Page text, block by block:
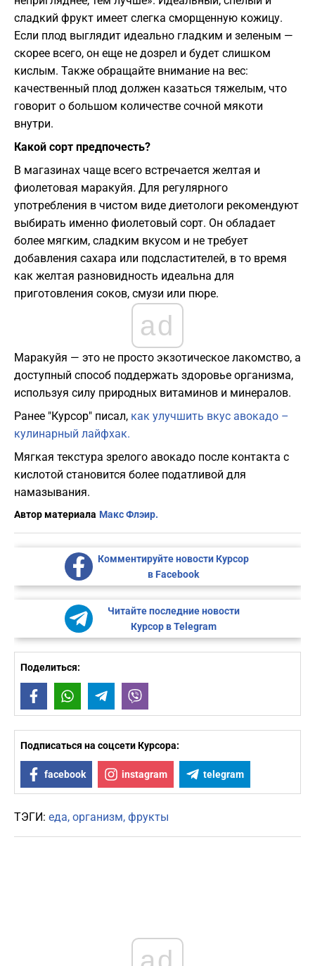
сладкий фрукт имеет слегка сморщенную кожицу.
Если плод выглядит идеально гладким и зеленым —
скорее всего, он еще не дозрел и будет слишком
кислым. Также обращайте внимание на вес:
качественный плод должен казаться тяжелым, что
говорит о большом количестве сочной мякоти
внутри.
Какой сорт предпочесть?
В магазинах чаще всего встречается желтая и
фиолетовая маракуйя. Для регулярного
употребления в чистом виде диетологи рекомендуют
выбирать именно фиолетовый сорт. Он обладает
более мягким, сладким вкусом и не требует
добавления сахара или подсластителей, в то время
как желтая разновидность идеальна для
приготовления соков, смузи или пюре.
ad
​Маракуйя — это не просто экзотическое лакомство, а
доступный способ поддержать здоровье организма,
используя силу природных витаминов и минералов.
Ранее "Курсор" писал, как улучшить вкус авокадо –
кулинарный лайфхак.
Мягкая текстура зрелого авокадо после контакта с
кислотой становится более податливой для
намазывания.
Автор материала Макс Флэир.
Комментируйте новости Курсор
в Facebook
Читайте последние новости
Курсор в Telegram
Поделиться:
FacebookWhatsAppTelegram
Подписаться на соцсети Курсора:
facebook instagram telegram
ТЭГИ: еда организм фрукты